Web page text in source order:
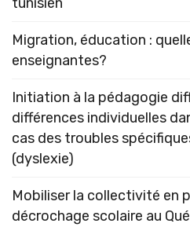
Migration, éducation :
enseignantes?
Initiation à la pédagogie
différences individuelles
cas des troubles
(dyslexie)
Mobiliser la collectivité en
décrochage scolaire au